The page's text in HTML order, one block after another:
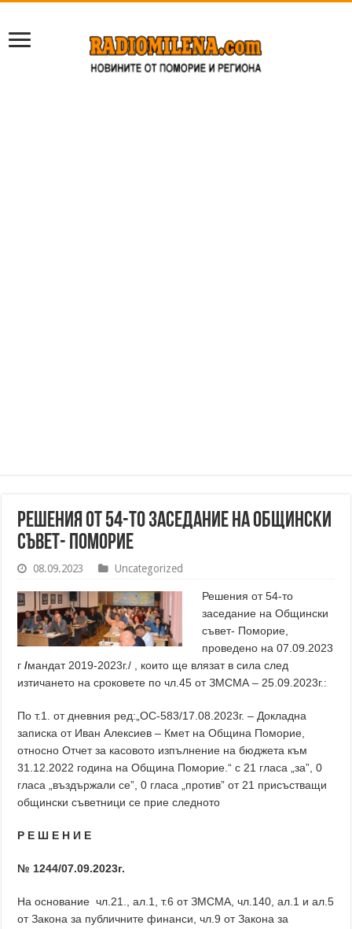
Решения от 54-то заседание на Общински
съвет- Поморие
08.09.2023 Uncategorized
Решения от 54-то
заседание на Общински
съвет- Поморие,
проведено на 07.09.2023
г/мандат 2019-2023г./ , които ще влязат в сила след
изтичането на сроковете по чл.45 от ЗМСМА – 25.09.2023г.:
По т.1. от дневния ред:„ОС-583/17.08.2023г. – Докладна
записка от Иван Алексиев – Кмет на Община Поморие,
относно Отчет за касовото изпълнение на бюджета към
31.12.2022 година на Община Поморие.“ с 21 гласа „за”, 0
гласа „въздържали се”, 0 гласа „против” от 21 присъстващи
общински съветници се прие следното
Р Е Ш Е Н И Е
№ 1244/07.09.2023г.
На основание чл.21., ал.1, т.6 от ЗМСМА, чл.140, ал.1 и ал.5
от Закона за публичните финанси, чл.9 от Закона за